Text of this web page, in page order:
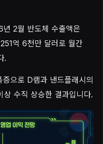
2월 반도체 수출액은
억 6천만 달러로 월간
.
으로 D램과 낸드플래시의
수직 상승한 결과입니다.